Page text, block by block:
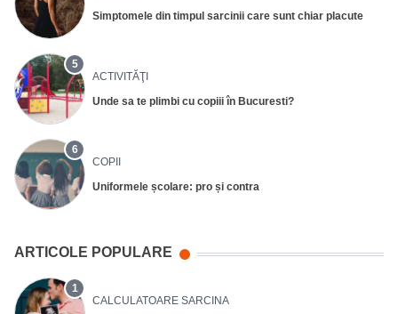
Simptomele din timpul sarcinii care sunt chiar placute
5
ACTIVITĂŢI
Unde sa te plimbi cu copiii în Bucuresti?
6
COPII
Uniformele școlare: pro și contra
ARTICOLE POPULARE
1
CALCULATOARE SARCINA